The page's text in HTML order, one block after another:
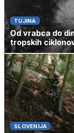
TUJINA
Od vrabca do
tropskih
SLOVENIJA